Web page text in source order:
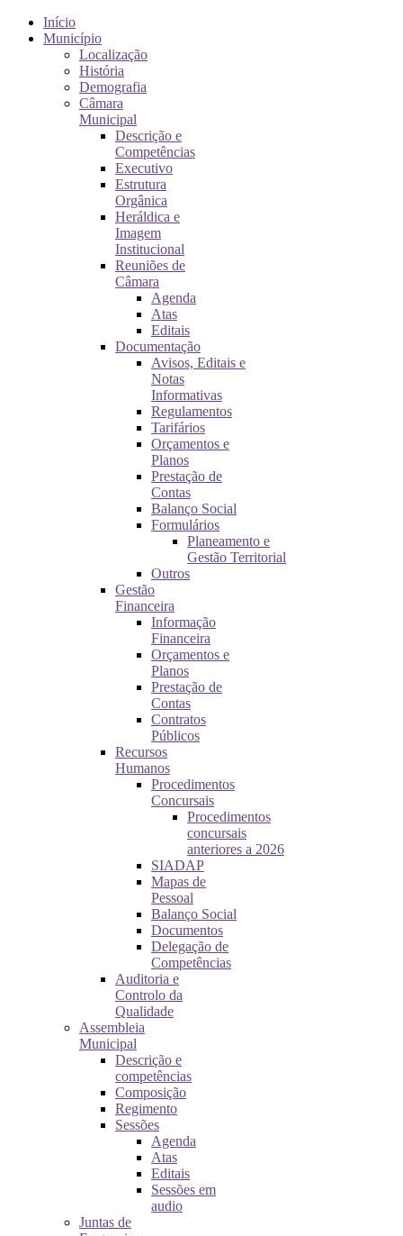
Início
Município
Localização
História
Demografia
Câmara
Municipal
Descrição e
Competências
Executivo
Estrutura
Orgânica
Heráldica e
Imagem
Institucional
Reuniões de
Câmara
Agenda
Atas
Editais
Documentação
Avisos, Editais e
Notas
Informativas
Regulamentos
Tarifários
Orçamentos e
Planos
Prestação de
Contas
Balanço Social
Formulários
Planeamento e
Gestão Territorial
Outros
Gestão
Financeira
Informação
Financeira
Orçamentos e
Planos
Prestação de
Contas
Contratos
Públicos
Recursos
Humanos
Procedimentos
Concursais
Procedimentos
concursais
anteriores a 2026
SIADAP
Mapas de
Pessoal
Balanço Social
Documentos
Delegação de
Competências
Auditoria e
Controlo da
Qualidade
Assembleia
Municipal
Descrição e
competências
Composição
Regimento
Sessões
Agenda
Atas
Editais
Sessões em
audio
Juntas de